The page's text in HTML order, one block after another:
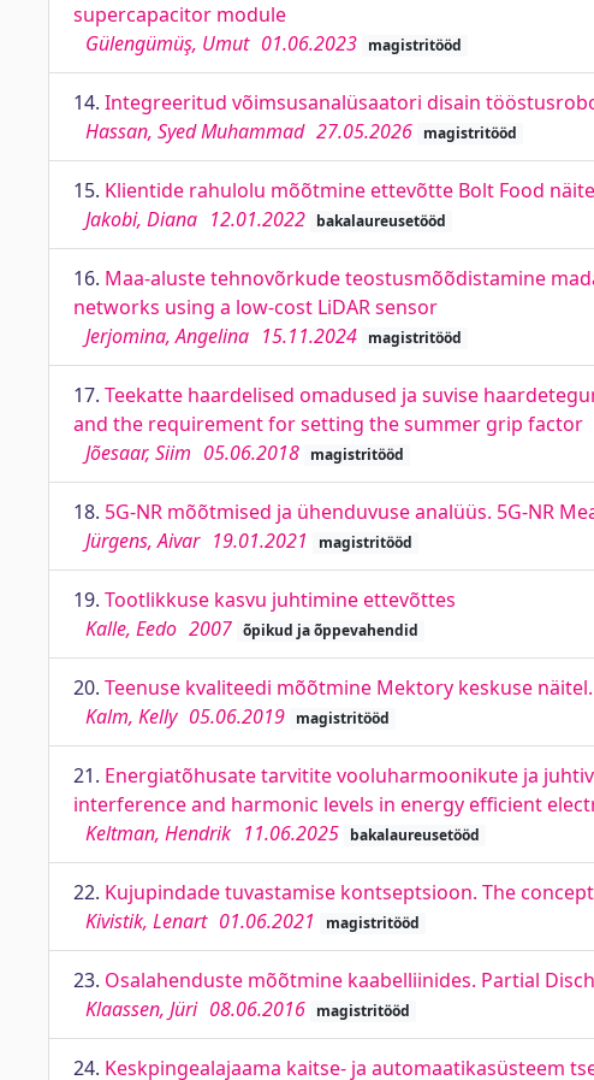
supercapacitor module
Gülengümüş, Umut 01.06.2023 magistritööd
14. Integreeritud võimsusanalüsaatori disain
Hassan, Syed Muhammad 27.05.2026 magistritööd
15. Klientide rahulolu mõõtmine ettevõtte Bolt Food
Jakobi, Diana 12.01.2022 bakalaureusetööd
16. Maa-aluste tehnovõrkude teostusmõõdistamine
networks using a low-cost LiDAR sensor
Jerjomina, Angelina 15.11.2024 magistritööd
17. Teekatte haardelised omadused ja suvise
and the requirement for setting the summer grip factor
Jõesaar, Siim 05.06.2018 magistritööd
18. 5G-NR mõõtmised ja ühenduvuse analüüs. 5G-NR
Jürgens, Aivar 19.01.2021 magistritööd
19. Tootlikkuse kasvu juhtimine ettevõttes
Kalle, Eedo 2007 õpikud ja õppevahendid
20. Teenuse kvaliteedi mõõtmine Mektory keskuse
Kalm, Kelly 05.06.2019 magistritööd
21. Energiatõhusate tarvitite vooluharmoonikute ja
interference and harmonic levels in energy efficient
Keltman, Hendrik 11.06.2025 bakalaureusetööd
22. Kujupindade tuvastamise kontseptsioon. The
Kivistik, Lenart 01.06.2021 magistritööd
23. Osalahenduste mõõtmine kaabelliinides. Partial
Klaassen, Jüri 08.06.2016 magistritööd
24. Keskpingealajaama kaitse- ja automaatikasüsteem